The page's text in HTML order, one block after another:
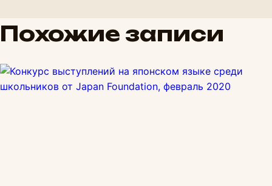
Похожие записи